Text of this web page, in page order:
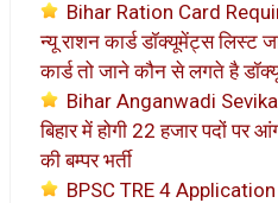
Bihar Ration Card
न्यू राशन कार्ड डॉक्यूमेंट्स लिस्ट
कार्ड तो जाने कौन से लगते है
Bihar Anganwadi
बिहार में होगी 22 हजार पदों पर
की बम्पर भर्ती
BPSC TRE 4